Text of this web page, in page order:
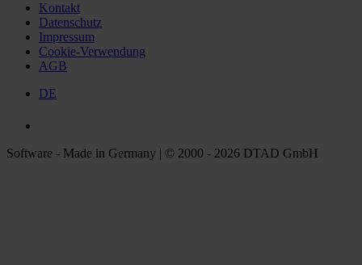
Kontakt
Datenschutz
Impressum
Cookie-Verwendung
AGB
DE
Software - Made in Germany | © 2000 - 2026 DTAD GmbH